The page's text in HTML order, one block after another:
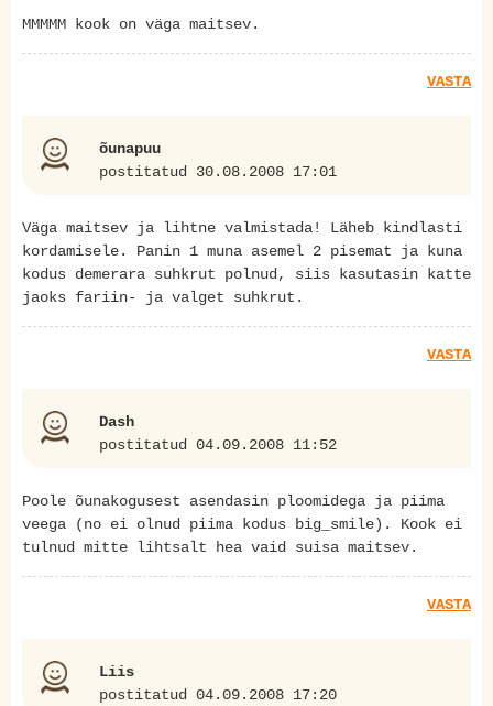
MMMMM kook on väga maitsev.
VASTA
õunapuu
postitatud 30.08.2008 17:01
Väga maitsev ja lihtne valmistada! Läheb kindlasti
kordamisele. Panin 1 muna asemel 2 pisemat ja kuna
kodus demerara suhkrut polnud, siis kasutasin katte
jaoks fariin- ja valget suhkrut.
VASTA
Dash
postitatud 04.09.2008 11:52
Poole õunakogusest asendasin ploomidega ja piima
veega (no ei olnud piima kodus big_smile). Kook ei
tulnud mitte lihtsalt hea vaid suisa maitsev.
VASTA
Liis
postitatud 04.09.2008 17:20